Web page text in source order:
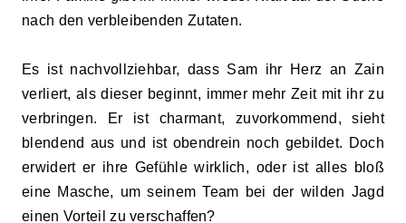
nach den verbleibenden Zutaten.
Es ist nachvollziehbar, dass Sam ihr Herz an Zain
verliert, als dieser beginnt, immer mehr Zeit mit ihr zu
verbringen. Er ist charmant, zuvorkommend, sieht
blendend aus und ist obendrein noch gebildet. Doch
erwidert er ihre Gefühle wirklich, oder ist alles bloß
eine Masche, um seinem Team bei der wilden Jagd
einen Vorteil zu verschaffen?